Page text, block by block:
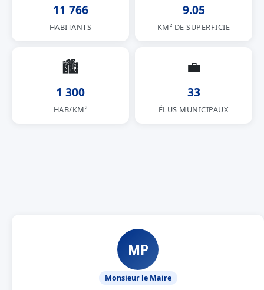
11 766
HABITANTS
9.05
KM² DE SUPERFICIE
🏙
1 300
HAB/KM²
💼
33
ÉLUS MUNICIPAUX
MP
Monsieur le Maire